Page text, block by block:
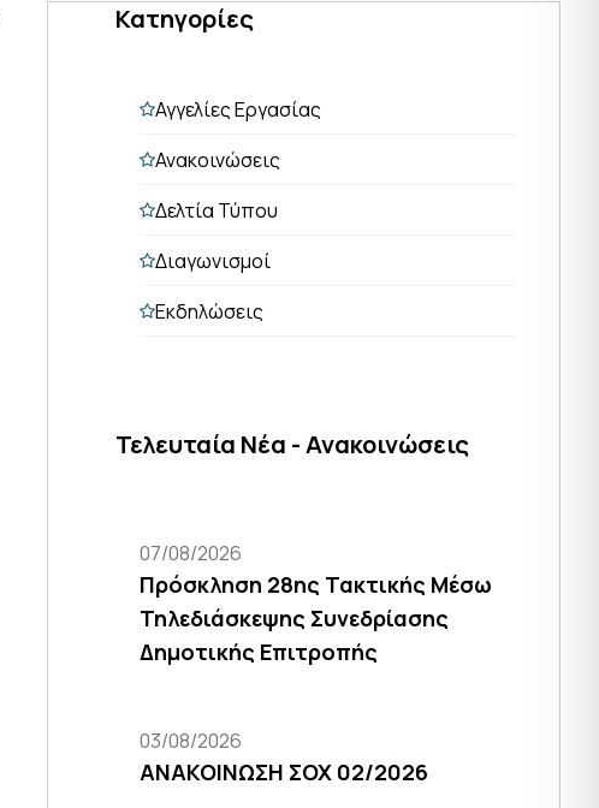
Κατηγορίες
Αγγελίες Εργασίας
Ανακοινώσεις
Δελτία Τύπου
Διαγωνισμοί
Εκδηλώσεις
Τελευταία Νέα - Ανακοινώσεις
07/08/2026
Πρόσκληση 28ης Τακτικής Μέσω
Τηλεδιάσκεψης Συνεδρίασης
Δημοτικής Επιτροπής
03/08/2026
ΑΝΑΚΟΙΝΩΣΗ ΣΟΧ 02/2026